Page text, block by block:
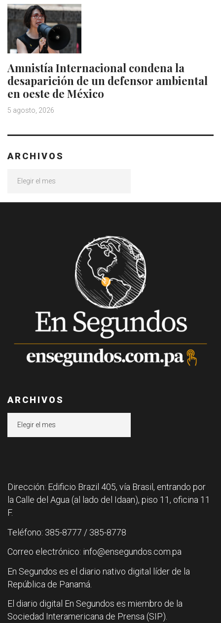
Amnistía Internacional condena la
desaparición de un defensor ambiental
en oeste de México
5 agosto, 2026
ARCHIVOS
ARCHIVOS
Dirección: Edificio Brazil 405, vía Brasil, entrando por
la Calle del Agua (al lado del Idaan), piso 11, oficina 11
F.
Teléfono: 385-8777 / 385-8778
Correo electrónico: info@ensegundos.com.pa
En Segundos es el diario nativo digital líder de la
República de Panamá.
El diario digital En Segundos es miembro de la
Sociedad Interamericana de Prensa (SIP).